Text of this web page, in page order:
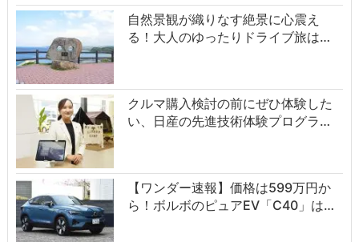
自然景観が織りなす絶景に心震え
る！大人のゆったりドライブ旅は…
クルマ購入検討の前にぜひ体験した
い、日産の先進技術体験プログラ…
【ワンダー速報】価格は599万円か
ら！ボルボのピュアEV「C40」は…